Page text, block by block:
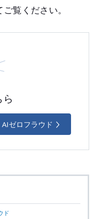
覧ください。
ゼロフラウド
ド